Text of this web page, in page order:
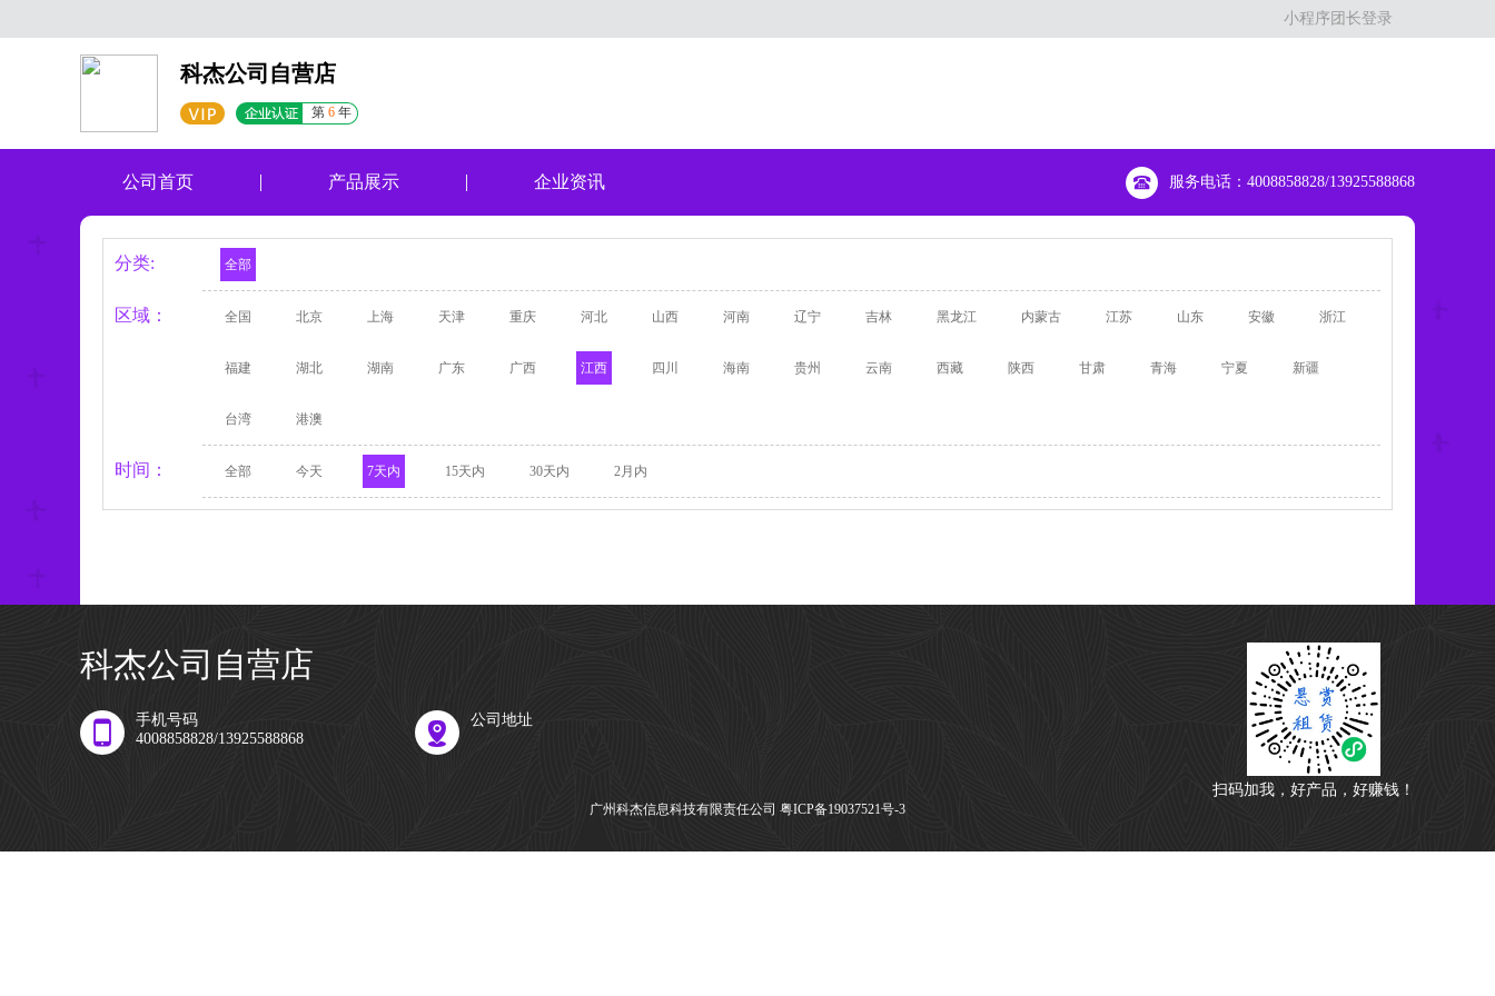
小程序团长登录
科杰公司自营店
第 6 年
公司首页 产品展示 企业资讯 服务电话：4008858828/13925588868
分类: 全部
区域： 全国 北京 上海 天津 重庆 河北 山西 河南 辽宁 吉林 黑龙江 内蒙古 江苏 山东 安徽 浙江
福建 湖北 湖南 广东 广西 江西 四川 海南 贵州 云南 西藏 陕西 甘肃 青海 宁夏 新疆
台湾 港澳
时间： 全部 今天 7天内 15天内 30天内 2月内
科杰公司自营店
手机号码
4008858828/13925588868
公司地址
扫码加我，好产品，好赚钱！
广州科杰信息科技有限责任公司 粤ICP备19037521号-3